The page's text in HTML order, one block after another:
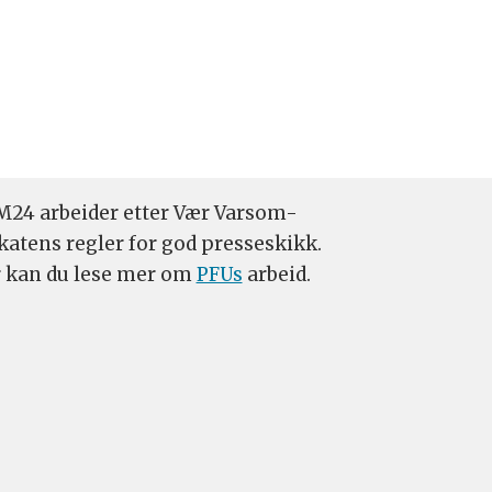
arbeider etter Vær Varsom-
regler for god presseskikk.
kan du lese mer omPFUs arbeid.